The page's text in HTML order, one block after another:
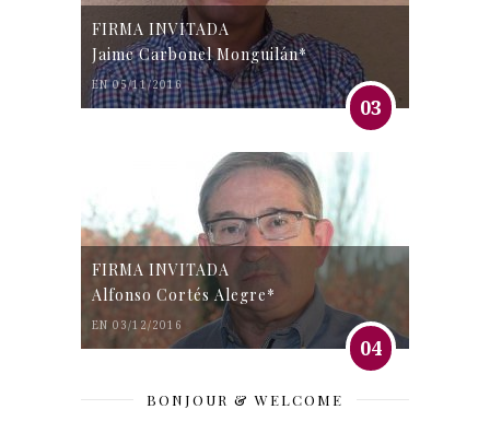
FIRMA INVITADA
Jaime Carbonel Monguilán*
EN 05/11/2016
03
FIRMA INVITADA
Alfonso Cortés Alegre*
EN 03/12/2016
04
BONJOUR & WELCOME